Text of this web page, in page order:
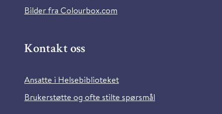
Bilder fra Colourbox.com
Kontakt oss
Ansatte i Helsebiblioteket
Brukerstøtte og ofte stilte spørsmål